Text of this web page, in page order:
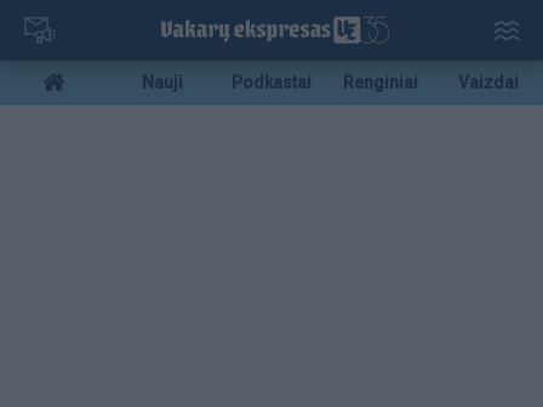
Pereiti
pagrindinį
turinį
Mobile
menu
Nauji Podkastai Renginiai Vaizdai